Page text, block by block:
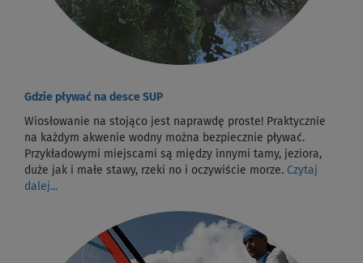
Gdzie pływać na desce SUP
Wiosłowanie na stojąco jest naprawdę proste! Praktycznie
na każdym akwenie wodny można bezpiecznie pływać.
Przykładowymi miejscami są między innymi tamy, jeziora,
duże jak i małe stawy, rzeki no i oczywiście morze. Czytaj
dalej...